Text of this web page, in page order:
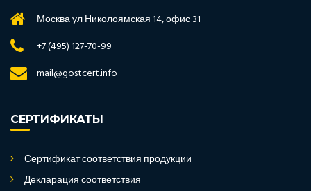
Москва ул Николоямская 14, офис 31
+7 (495) 127-70-99
mail@gostcert.info
СЕРТИФИКАТЫ
Сертификат соответствия продукции
Декларация соответствия